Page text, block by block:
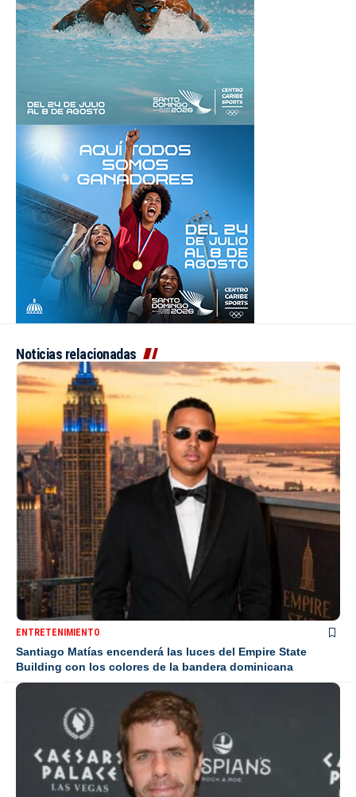
Noticias relacionadas
ENTRETENIMIENTO
Santiago Matías encenderá las luces del Empire State
Building con los colores de la bandera dominicana